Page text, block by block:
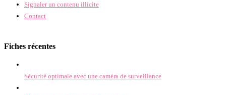
Signaler un contenu illicite
Contact
Fiches récentes
Sécurité optimale avec une caméra de surveillance